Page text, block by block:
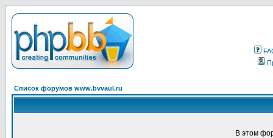
Список форумов www.bvvaul.ru
В этом